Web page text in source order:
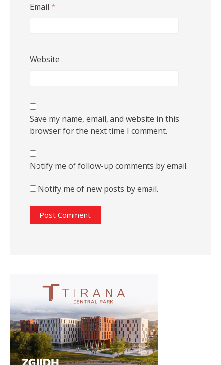
Email *
Website
Save my name, email, and website in this
browser for the next time I comment.
Notify me of follow-up comments by email.
Notify me of new posts by email.